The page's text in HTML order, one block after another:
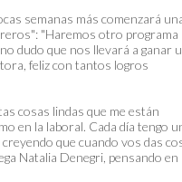
semanas más comenzará
"Haremos otro programa
dudo que nos llevará a ganar
feliz con tantos logros
cosas lindas que me están
en la laboral. Cada día tengo
que cuando vos das
Natalia Denegri, pensando en